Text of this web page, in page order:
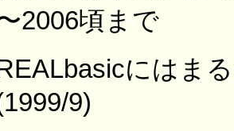
2006頃まで
にはま
9)